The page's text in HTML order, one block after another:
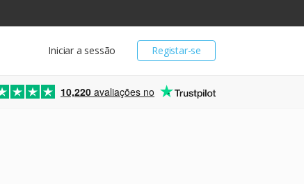
Registar-se
Iniciar a sessão
10,220 avaliações no